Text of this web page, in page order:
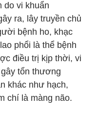
do vi khuẩn
ra, lây truyền chủ
bệnh ho, khạc
phổi là thể bệnh
điều trị kịp thời, vi
tổn thương
khác như hạch,
chí là màng não.